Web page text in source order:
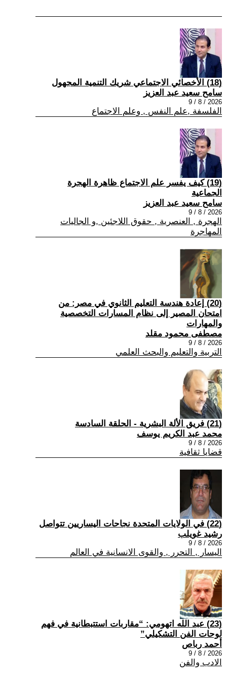
(18) الأخصائي الاجتماعي شريك التنمية المجهول
سامح سعيد عبد العزيز
2026 / 8 / 9
الفلسفة ,علم النفس , وعلم الاجتماع
(19) كيف يفسر علم الاجتماع ظاهرة الهجرة
الجماعية
سامح سعيد عبد العزيز
2026 / 8 / 9
الهجرة , العنصرية , حقوق اللاجئين ,و الجاليات
المهاجرة
(20) إعادة هندسة التعليم الثانوي في مصر: من
امتحان المصير إلى نظام المسارات التخصصية
والمهارات
مصطفى محمود مقلد
2026 / 8 / 9
التربية والتعليم والبحث العلمي
(21) فريق الألة البشرية - الحلقة السادسة
محمد عبد الكريم يوسف
2026 / 8 / 9
قضايا ثقافية
(22) في الولايات المتحدة نجاحات اليساريين تتواصل
رشيد غويلب
2026 / 8 / 9
اليسار , التحرر , والقوى الانسانية في العالم
(23) عبد الله اتهومي: “مقاربات استتبطانية في فهم
لوحات الفن التشكيلي”
أحمد رباص
2026 / 8 / 9
الادب والفن